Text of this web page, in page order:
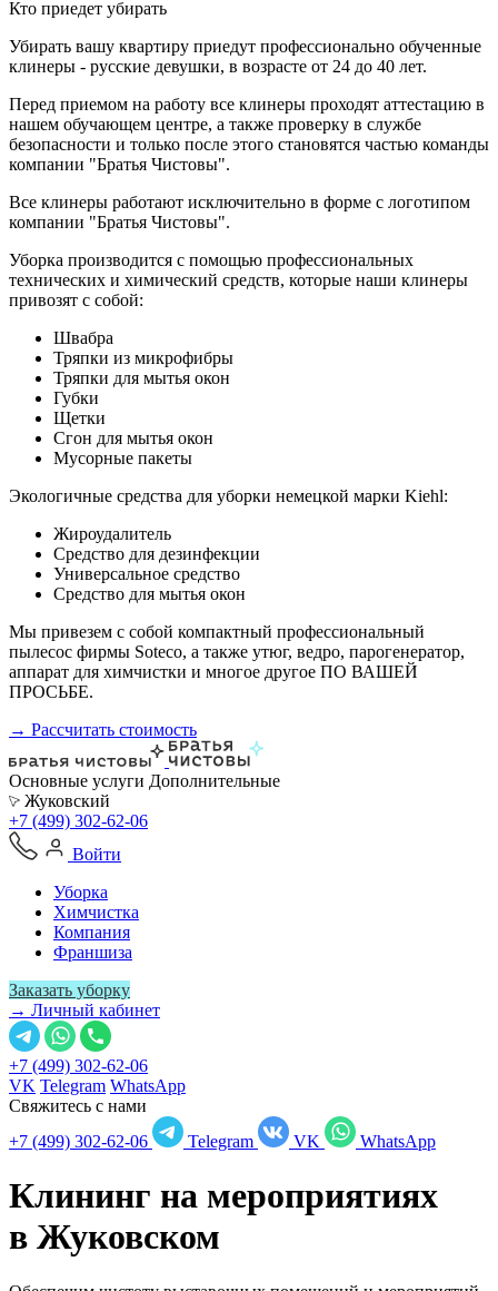
Кто приедет убирать
Убирать вашу квартиру приедут профессионально обученные
клинеры - русские девушки, в возрасте от 24 до 40 лет.
Перед приемом на работу все клинеры проходят аттестацию в
нашем обучающем центре, а также проверку в службе
безопасности и только после этого становятся частью команды
компании "Братья Чистовы".
Все клинеры работают исключительно в форме с логотипом
компании "Братья Чистовы".
Уборка производится с помощью профессиональных
технических и химический средств, которые наши клинеры
привозят с собой:
Швабра
Тряпки из микрофибры
Тряпки для мытья окон
Губки
Щетки
Сгон для мытья окон
Мусорные пакеты
Экологичные средства для уборки немецкой марки Kiehl:
Жироудалитель
Средство для дезинфекции
Универсальное средство
Средство для мытья окон
Мы привезем с собой компактный профессиональный
пылесос фирмы Soteco, а также утюг, ведро, парогенератор,
аппарат для химчистки и многое другое ПО ВАШЕЙ
ПРОСЬБЕ.
→ Рассчитать стоимость
Основные услуги Дополнительные
Жуковский
+7 (499) 302-62-06
Войти
Уборка
Химчистка
Компания
Франшиза
Заказать уборку
→ Личный кабинет
+7 (499) 302-62-06
VK Telegram WhatsApp
Свяжитесь с нами
+7 (499) 302-62-06
Telegram VK WhatsApp
Клининг на мероприятиях
в Жуковском